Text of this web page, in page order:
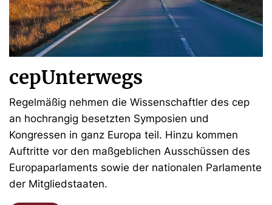
cepUnterwegs
Regelmäßig nehmen die Wissenschaftler des cep
an hochrangig besetzten Symposien und
Kongressen in ganz Europa teil. Hinzu kommen
Auftritte vor den maßgeblichen Ausschüssen des
Europaparlaments sowie der nationalen Parlamente
der Mitgliedstaaten.